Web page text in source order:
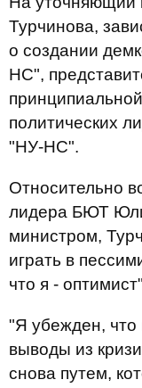
Турчинова,
о создании
НС",
политических
"НУ-НС".
Относительно
лидера БЮТ
министром,
играть в
что я -
"Я убежден, что
выводы из
снова путем,